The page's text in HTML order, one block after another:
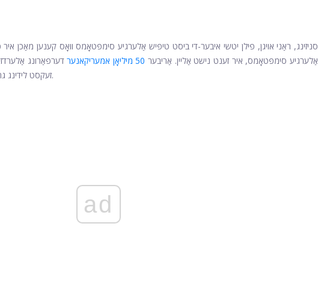
סניזינג, ראַני אויגן, פילן יטשי איבער-די ביסט טיפּיש אַלערגיע סימפּטאָמס וואָס קענען מאַכן איר
אַלערגיע סימפּטאָמס, איר זענט נישט אַליין. אַריבער 50 מיליאָן אמעריקאנער
דערפאַרונג
זעקסט לידינג גרונט פון כראָניש קראַנקייט יעדער יאָר.
ad